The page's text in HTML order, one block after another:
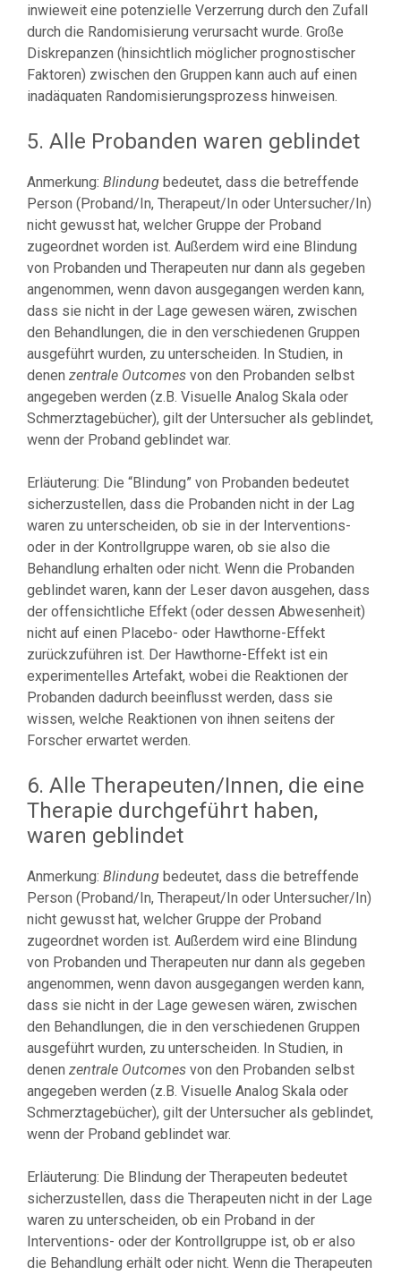
inwieweit eine potenzielle Verzerrung durch den Zufall
durch die Randomisierung verursacht wurde. Große
Diskrepanzen (hinsichtlich möglicher prognostischer
Faktoren) zwischen den Gruppen kann auch auf einen
inadäquaten Randomisierungsprozess hinweisen.
5. Alle Probanden waren geblindet
Anmerkung: Blindung bedeutet, dass die betreffende
Person (Proband/In, Therapeut/In oder Untersucher/In)
nicht gewusst hat, welcher Gruppe der Proband
zugeordnet worden ist. Außerdem wird eine Blindung
von Probanden und Therapeuten nur dann als gegeben
angenommen, wenn davon ausgegangen werden kann,
dass sie nicht in der Lage gewesen wären, zwischen
den Behandlungen, die in den verschiedenen Gruppen
ausgeführt wurden, zu unterscheiden. In Studien, in
denen zentrale Outcomes von den Probanden selbst
angegeben werden (z.B. Visuelle Analog Skala oder
Schmerztagebücher), gilt der Untersucher als geblindet,
wenn der Proband geblindet war.
Erläuterung: Die “Blindung” von Probanden bedeutet
sicherzustellen, dass die Probanden nicht in der Lag
waren zu unterscheiden, ob sie in der Interventions-
oder in der Kontrollgruppe waren, ob sie also die
Behandlung erhalten oder nicht. Wenn die Probanden
geblindet waren, kann der Leser davon ausgehen, dass
der offensichtliche Effekt (oder dessen Abwesenheit)
nicht auf einen Placebo- oder Hawthorne-Effekt
zurückzuführen ist. Der Hawthorne-Effekt ist ein
experimentelles Artefakt, wobei die Reaktionen der
Probanden dadurch beeinflusst werden, dass sie
wissen, welche Reaktionen von ihnen seitens der
Forscher erwartet werden.
6. Alle Therapeuten/Innen, die eine
Therapie durchgeführt haben,
waren geblindet
Anmerkung: Blindung bedeutet, dass die betreffende
Person (Proband/In, Therapeut/In oder Untersucher/In)
nicht gewusst hat, welcher Gruppe der Proband
zugeordnet worden ist. Außerdem wird eine Blindung
von Probanden und Therapeuten nur dann als gegeben
angenommen, wenn davon ausgegangen werden kann,
dass sie nicht in der Lage gewesen wären, zwischen
den Behandlungen, die in den verschiedenen Gruppen
ausgeführt wurden, zu unterscheiden. In Studien, in
denen zentrale Outcomes von den Probanden selbst
angegeben werden (z.B. Visuelle Analog Skala oder
Schmerztagebücher), gilt der Untersucher als geblindet,
wenn der Proband geblindet war.
Erläuterung: Die Blindung der Therapeuten bedeutet
sicherzustellen, dass die Therapeuten nicht in der Lage
waren zu unterscheiden, ob ein Proband in der
Interventions- oder der Kontrollgruppe ist, ob er also
die Behandlung erhält oder nicht. Wenn die Therapeuten